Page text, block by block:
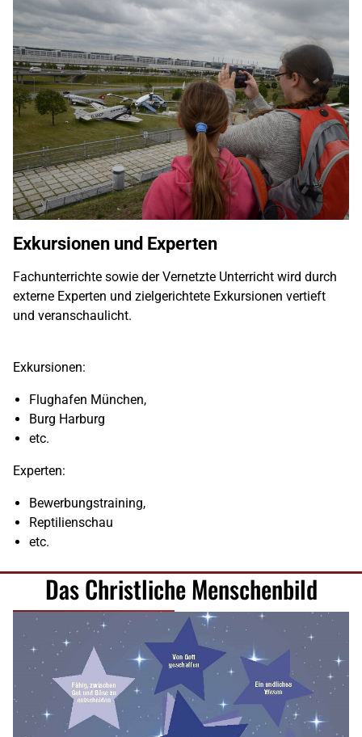
Exkursionen und Experten
Fachunterrichte sowie der Vernetzte Unterricht wird durch
externe Experten und zielgerichtete Exkursionen vertieft
und veranschaulicht.
Exkursionen:
Flughafen München,
Burg Harburg
etc.
Experten:
Bewerbungstraining,
Reptilienschau
etc.
Das Christliche Menschenbild